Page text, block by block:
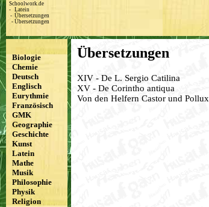
Schoolwork.de
- Latein
- Übersetzungen
- Übersetzungen
Übersetzungen
XIV - De L. Sergio Catilina
XV - De Corintho antiqua
Von den Helfern Castor und Pollux
Biologie
Chemie
Deutsch
Englisch
Eurythmie
Französisch
GMK
Geographie
Geschichte
Kunst
Latein
Mathe
Musik
Philosophie
Physik
Religion